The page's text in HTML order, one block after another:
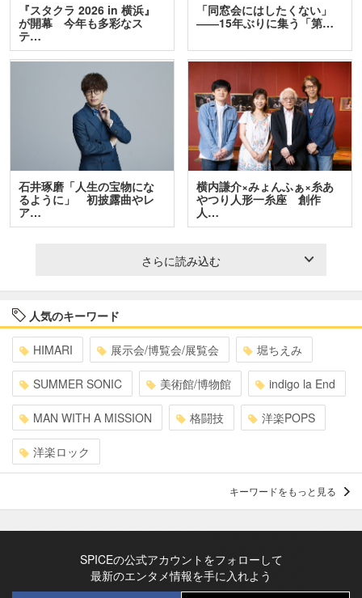
『スタクラ 2026 in 横浜』
が開幕 今年も多彩なス
テ…
「同窓会にはしたくない」
――15年ぶりに集う「第…
石井琢磨「人生の宝物にな
るように」 初披露曲やレ
ア…
横内謙介×みょんふぁ×糸あ
やつり人形一糸座 創作
人…
さらに読み込む
人気のキーワード
HIMARI 展示会/博覧会/展覧会 堀ちえみ
SUMMER SONIC 美術館/博物館 indigo la End
MAN WITH A MISSION 格闘技 洋楽POPS
洋楽ロック
キーワードをもっと見る
SPICEの公式アカウントをフォローして
最新のエンタメ情報を手に入れよう